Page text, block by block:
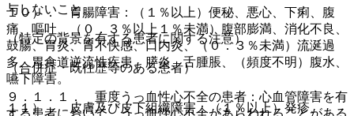
与しないこと。
（特定の背景を有する患者に関する注意）
（合併症・既往歴等のある患者）
９．１．１． 重度うっ血性心不全の患者：心血管障害を有
する患者において、うっ血性心不全があらわれることがある
１０）． 胃腸障害：（１％以上）便秘、悪心、下痢、腹
痛、嘔吐、（０．３％以上１％未満）腹部膨満、消化不良、
鼓腸、胃炎、胃不快感、口内炎、（０．３％未満）流涎過
多、胃食道逆流性疾患、膵炎、舌腫脹、（頻度不明）腹水、
嚥下障害。
１１）． 皮膚及び皮下組織障害：（１％以上）発疹、